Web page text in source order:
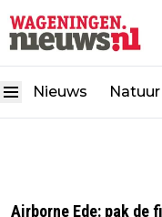
Nieuws
Airborne Ede: pak de